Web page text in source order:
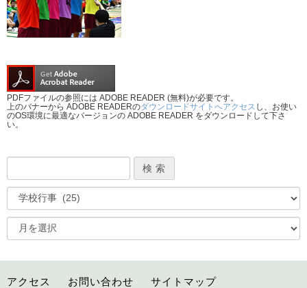
PDFファイルの参照には ADOBE READER (無料)が必要です。
上のバナーから ADOBE READERのダウンロードサイトへアクセス し、お使い
のOS環境に最適なバージョンの ADOBE READER をダウンロードして下さ
い。
アクセス お問い合わせ
サイトマップ